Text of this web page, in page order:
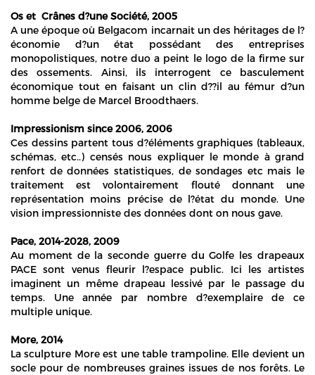
Os et Crânes d?une Société, 2005
A une époque où Belgacom incarnait un des héritages de l?
économie d?un état possédant des entreprises
monopolistiques, notre duo a peint le logo de la firme sur
des ossements. Ainsi, ils interrogent ce basculement
économique tout en faisant un clin d??il au fémur d?un
homme belge de Marcel Broodthaers.
Impressionism since 2006, 2006
Ces dessins partent tous d?éléments graphiques (tableaux,
schémas, etc..) censés nous expliquer le monde à grand
renfort de données statistiques, de sondages etc mais le
traitement est volontairement flouté donnant une
représentation moins précise de l?état du monde. Une
vision impressionniste des données dont on nous gave.
Pace, 2014-2028, 2009
Au moment de la seconde guerre du Golfe les drapeaux
PACE sont venus fleurir l?espace public. Ici les artistes
imaginent un même drapeau lessivé par le passage du
temps. Une année par nombre d?exemplaire de ce
multiple unique.
More, 2014
La sculpture More est une table trampoline. Elle devient un
socle pour de nombreuses graines issues de nos forêts. Le